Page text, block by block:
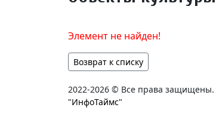
Элемент не найден!
Возврат к списку
2022-2026 © Все права защищены.
"ИнфоТаймс"